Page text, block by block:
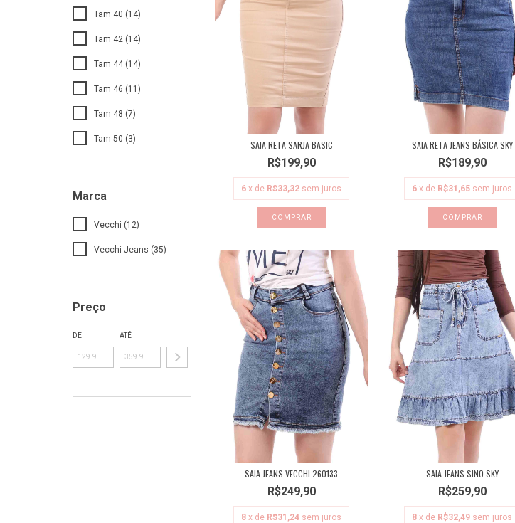
Tam 40 (14)
Tam 42 (14)
Tam 44 (14)
Tam 46 (11)
Tam 48 (7)
Tam 50 (3)
Marca
Vecchi (12)
Vecchi Jeans (35)
Preço
DE ATÉ
SAIA RETA SARJA BASIC
R$199,90
6 x de R$33,32 sem juros
COMPRAR
SAIA RETA JEANS BÁSICA SKY
R$189,90
6 x de R$31,65 sem juros
COMPRAR
SAIA JEANS VECCHI 260133
R$249,90
8 x de R$31,24 sem juros
SAIA JEANS SINO SKY
R$259,90
8 x de R$32,49 sem juros